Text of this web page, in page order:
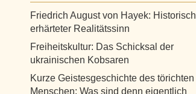
Friedrich August von Hayek: Historisch
erhärteter Realitätssinn
Freiheitskultur: Das Schicksal der
ukrainischen Kobsaren
Kurze Geistesgeschichte des törichten
Menschen: Was sind denn eigentlich